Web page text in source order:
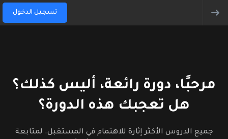
تسجيل الدخول
مرحبًا، دورة رائعة، أليس كذلك؟
هل تعجبك هذه الدورة؟
جميع الدروس الأكثر إثارة للاهتمام في المستقبل. لمتابعة